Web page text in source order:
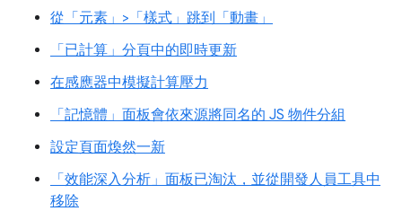
從「元素」>「樣式」跳到「動畫」
「已計算」分頁中的即時更新
在感應器中模擬計算壓力
「記憶體」面板會依來源將同名的 JS 物件分組
設定頁面煥然一新
「效能深入分析」面板已淘汰，並從開發人員工具中
移除